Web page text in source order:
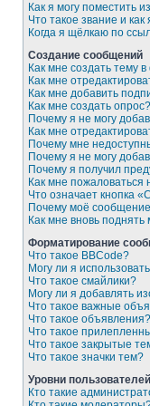
Как я могу поместить
Что такое звание и как
Когда я щёлкаю по
Создание сообщений
Как мне создать тему
Как мне
Как мне добавить
Как мне создать опрос?
Почему я не могу
Как мне
Почему мне
Почему я не могу
Почему я получил
Как мне
Что означает кнопка
Почему моё
Как мне вновь
Форматирование
Что такое BBCode?
Могу ли я
Что такое смайлики?
Могу ли я добавлять
Что такое важные
Что такое объявления?
Что такое
Что такое закрытые
Что такое значки тем?
Уровни
Кто такие